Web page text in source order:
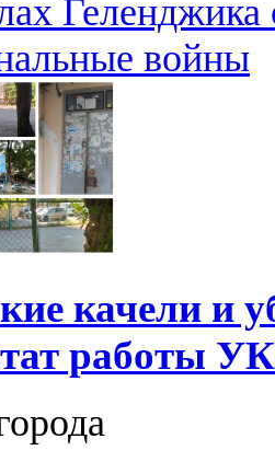
Геленджика
войны
качели и
работы